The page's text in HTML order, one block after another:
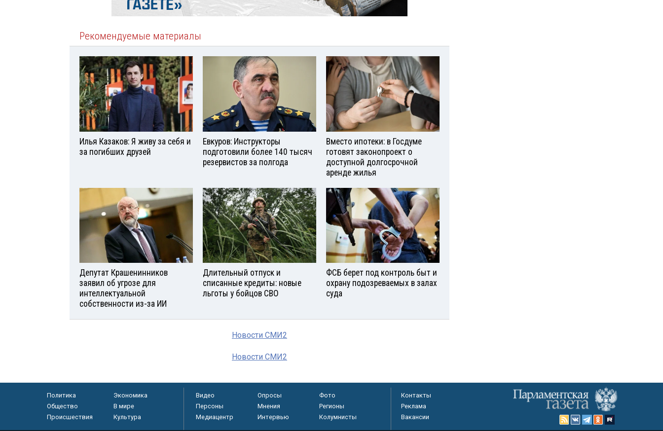
Рекомендуемые материалы
Илья Казаков: Я живу за себя и
за погибших друзей
Евкуров: Инструкторы
подготовили более 140 тысяч
резервистов за полгода
Вместо ипотеки: в Госдуме
готовят законопроект о
доступной долгосрочной
аренде жилья
Депутат Крашенинников
заявил об угрозе для
интеллектуальной
собственности из-за ИИ
Длительный отпуск и
списанные кредиты: новые
льготы у бойцов СВО
ФСБ берет под контроль быт и
охрану подозреваемых в залах
суда
Новости СМИ2
Новости СМИ2
Политика
Экономика
Общество
В мире
Происшествия
Культура
Видео Опросы
Фото
Персоны
Мнения
Регионы
Медиацентр
Интервью Колумнисты
Контакты
Реклама
Вакансии